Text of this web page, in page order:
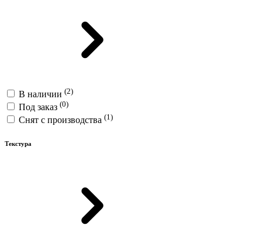
В наличии (2)
Под заказ (0)
Снят с производства (1)
Текстура